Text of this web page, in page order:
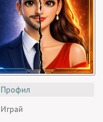
Профил
Играй